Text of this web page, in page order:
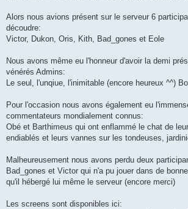
Alors nous avions présent sur le serveur 6
découdre:
Victor, Dukon, Oris, Kith, Bad_gones et Eole
Nous avons même eu l'honneur d'avoir la demi
vénérés Admins:
Le seul, l'unqiue, l'inimitable (encore heureux ^^)
Pour l'occasion nous avons également eu
commentateurs mondialement connus:
Obé et Barthimeus qui ont enflammé le chat de
endiablés et leurs vannes sur les tondeuses,
Malheureusement nous avons perdu deux
Bad_gones et Victor qui n'a pu jouer dans de
qu'il hébergé lui même le serveur (encore merci)
Les screens sont disponibles ici: